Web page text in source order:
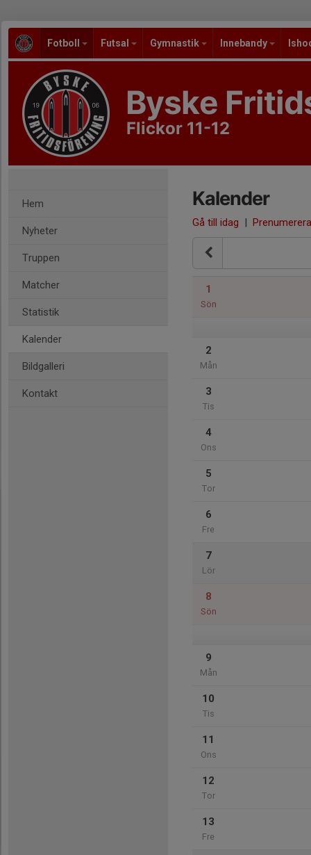
Fotboll Futsal Gymnastik Innebandy
Byske
Flickor 11-12
Hem
Nyheter
Truppen
Matcher
Statistik
Kalender
Bildgalleri
Kontakt
Kalender
Gå till idag | Prenumerera
1
Sön
2
Mån
3
Tis
4
Ons
5
Tor
6
Fre
7
Lör
8
Sön
9
Mån
10
Tis
11
Ons
12
Tor
13
Fre